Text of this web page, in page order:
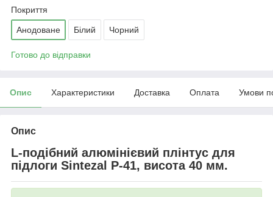
Покриття
Анодоване Білий Чорний
Готово до відправки
Опис Характеристики Доставка Оплата Умови
Опис
L-подібний алюмінієвий плінтус для
підлоги Sintezal Р-41, висота 40 мм.